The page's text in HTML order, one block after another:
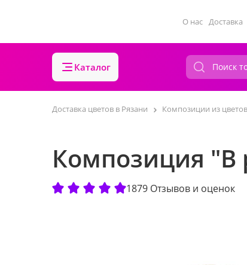
О нас Доставка
Каталог
Доставка цветов в Рязани Композиции из цветов
Композиция "В
1879 Отзывов и оценок